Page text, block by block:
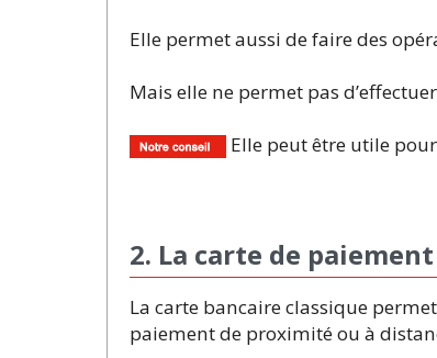
Elle permet aussi de faire des
Mais elle ne permet pas
Elle peut être utile
2. La carte de
La carte bancaire classique
paiement de proximité ou à